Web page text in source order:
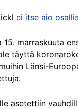
ei itse aio
marraskuuta
täyttä
Länsi-
asetettiin